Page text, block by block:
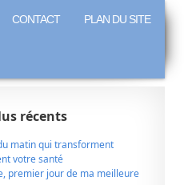
CONTACT PLAN DU SITE
récents
matin qui transforment
votre santé
premier jour de ma meilleure